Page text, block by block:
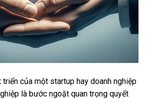
triển của một startup hay doanh nghiệp
là bước ngoặt quan trọng quyết